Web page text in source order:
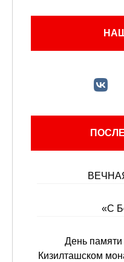
«С
День
Кизилташском